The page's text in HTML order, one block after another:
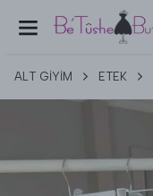
ALT GİYİM ETEK